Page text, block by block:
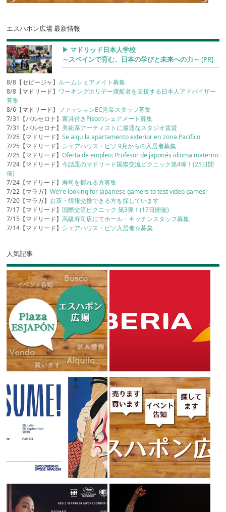
エスハポン広場 最新情報
▶︎ マドリッド日本人学校
～スペインで育む、日本の学びと未来への力～ [PR]
8/8【セビージャ】 ルームシェアメイト募集
8/8【マドリード】 ワーキングホリデー渡航者を支援する日本人アドバイザー
募集
8/6【マドリード】 ファッションEC営業スタッフ募集
7/31【バルセロナ】家具付きPisoのシェアメート募集
7/31【バルセロナ】美術系アーティストに最適なスタジオ賃貸
7/25【マドリード】Se alquila apartamento exterior en zona Pacifico
7/25【マドリード】 シェアハウス・ピソ 9月からの入居者募集
7/25【マドリード】Oferta de empleo: Profesor de japonés idioma materno
7/24【マドリード】今話題のマドリード国際交流ピクニック第4弾！(25日開
催)
7/24【マドリード】寿司を握れる方募集
7/22【マラガ】We’re looking for Japanese gamers to test video games!
7/20【マラガ】 お茶・情報交換できる方を探しています
7/17【マドリード】 国際交流ピクニック 第3弾！(17日開催)
7/15【マドリード】高級寿司店にてホール・キッチンスタッフ募集
7/14【マドリード】 シェアハウス・ピソ入居者を募集
人気記事